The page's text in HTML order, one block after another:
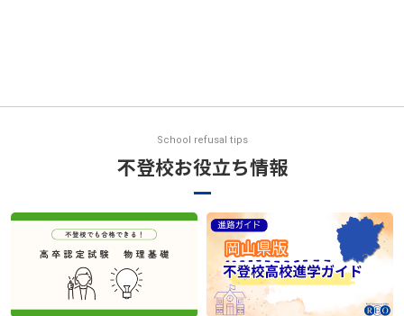
School refusal tips
不登校お役立ち情報